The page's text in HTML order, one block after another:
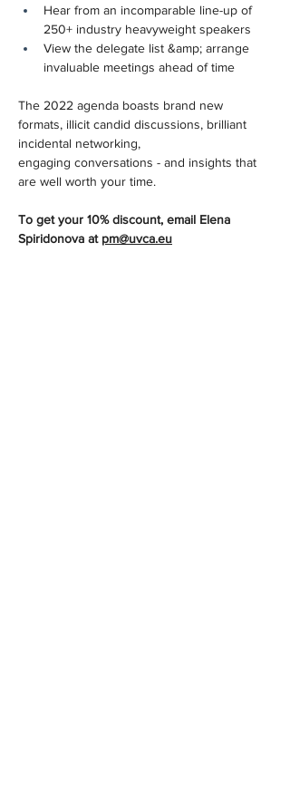
Hear from an incomparable line-up of
250+ industry heavyweight speakers
View the delegate list &amp; arrange
invaluable meetings ahead of time
The 2022 agenda boasts brand new
formats, illicit candid discussions, brilliant
incidental networking,
engaging conversations - and insights that
are well worth your time.
To get your 10% discount, email Elena
Spiridonova at pm@uvca.eu